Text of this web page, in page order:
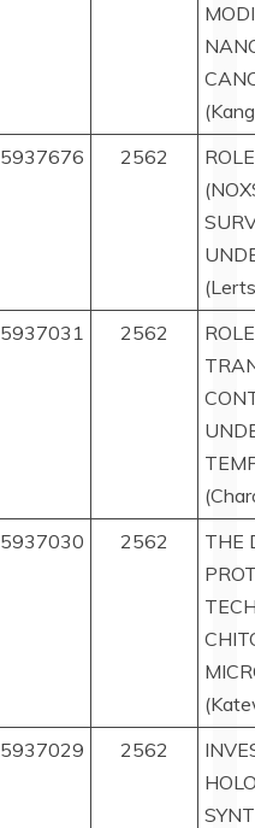
5937676 2562
5937031 2562
5937030 2562
THE
5937029 2562